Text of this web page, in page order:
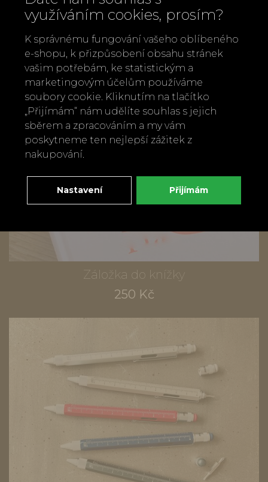
Záložka do knížky
250 Kč
využíváním cookies, prosím?
K správnému fungování vašeho oblíbeného
e-shopu, k přizpůsobení obsahu stránek
vašim potřebám, ke statistickým a
marketingovým účelům používáme
soubory cookie. Kliknutím na tlačítko
„Přijímám“ nám udělíte souhlas s jejich
sběrem a zpracováním a my vám
poskytneme ten nejlepší zážitek z
nakupování.
Nastavení Přijímám